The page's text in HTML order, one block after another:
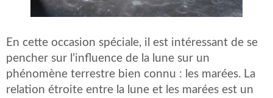
En cette occasion spéciale, il est intéressant de se
pencher sur l’influence de la lune sur un
phénomène terrestre bien connu : les marées. La
relation étroite entre la lune et les marées est un